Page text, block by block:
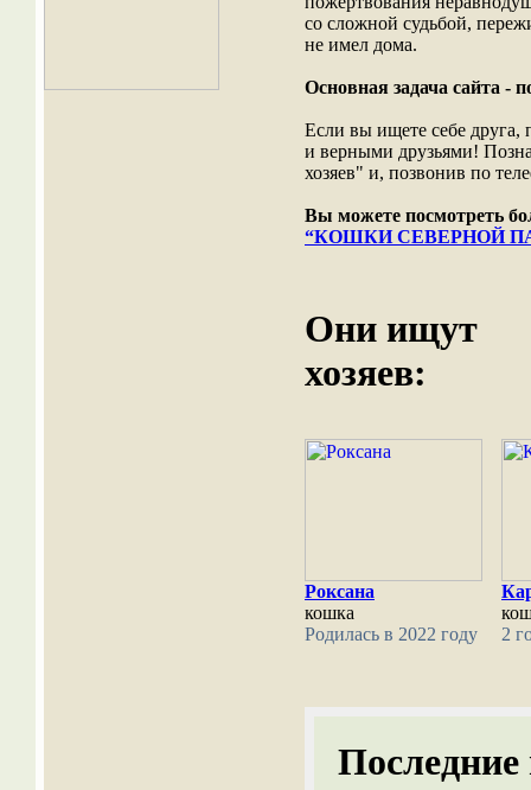
со сложной судьбой,
не имел дома.
Основная задача сайта -
Если вы ищете себе
и верными друзьями!
хозяев" и, позвонив по
Вы можете посмотреть
“КОШКИ СЕВЕРНОЙ
Они ищут
хозяев:
Роксана
кошка
Родилась в 2022 году
2
Последние